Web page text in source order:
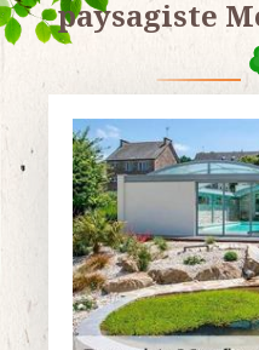
paysagiste